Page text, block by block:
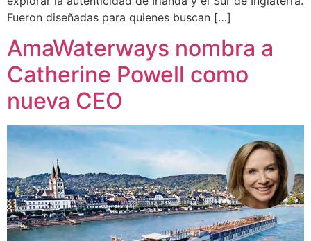
Fueron diseñadas para quienes buscan […]
AmaWaterways nombra a
Catherine Powell como
nueva CEO